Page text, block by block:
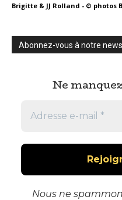
Brigitte & JJ Rolland - © photos
Abonnez-vous à notre
Ne
Nous ne